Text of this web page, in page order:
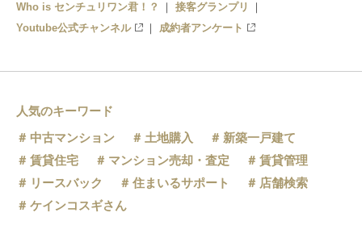
Who is センチュリワン君！？
接客グランプリ
Youtube公式チャンネル
成約者アンケート
人気のキーワード
中古マンション
土地購入
新築一戸建て
賃貸住宅
マンション売却・査定
賃貸管理
リースバック
住まいるサポート
店舗検索
ケインコスギさん